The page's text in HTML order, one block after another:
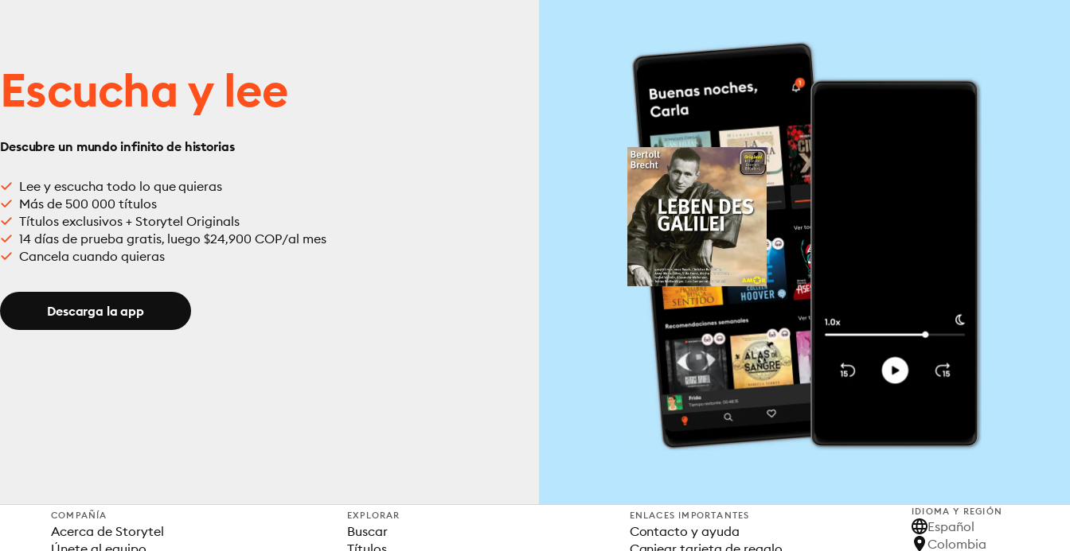
Escucha y lee
Descubre un mundo infinito de historias
Lee y escucha todo lo que quieras
Más de 500 000 títulos
Títulos exclusivos + Storytel Originals
14 días de prueba gratis, luego $24,900 COP/al mes
Cancela cuando quieras
Descarga la app
COMPAÑÍA
Acerca de Storytel
EXPLORAR
Buscar
ENLACES IMPORTANTES
Contacto y ayuda
IDIOMA Y REGIÓN
Español
Colombia